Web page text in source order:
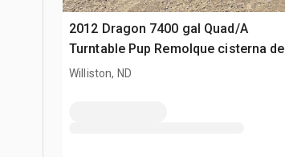
2012 Dragon 7400 gal Quad/A
Turntable Pup Remolque cisterna de
vacio
Williston, ND